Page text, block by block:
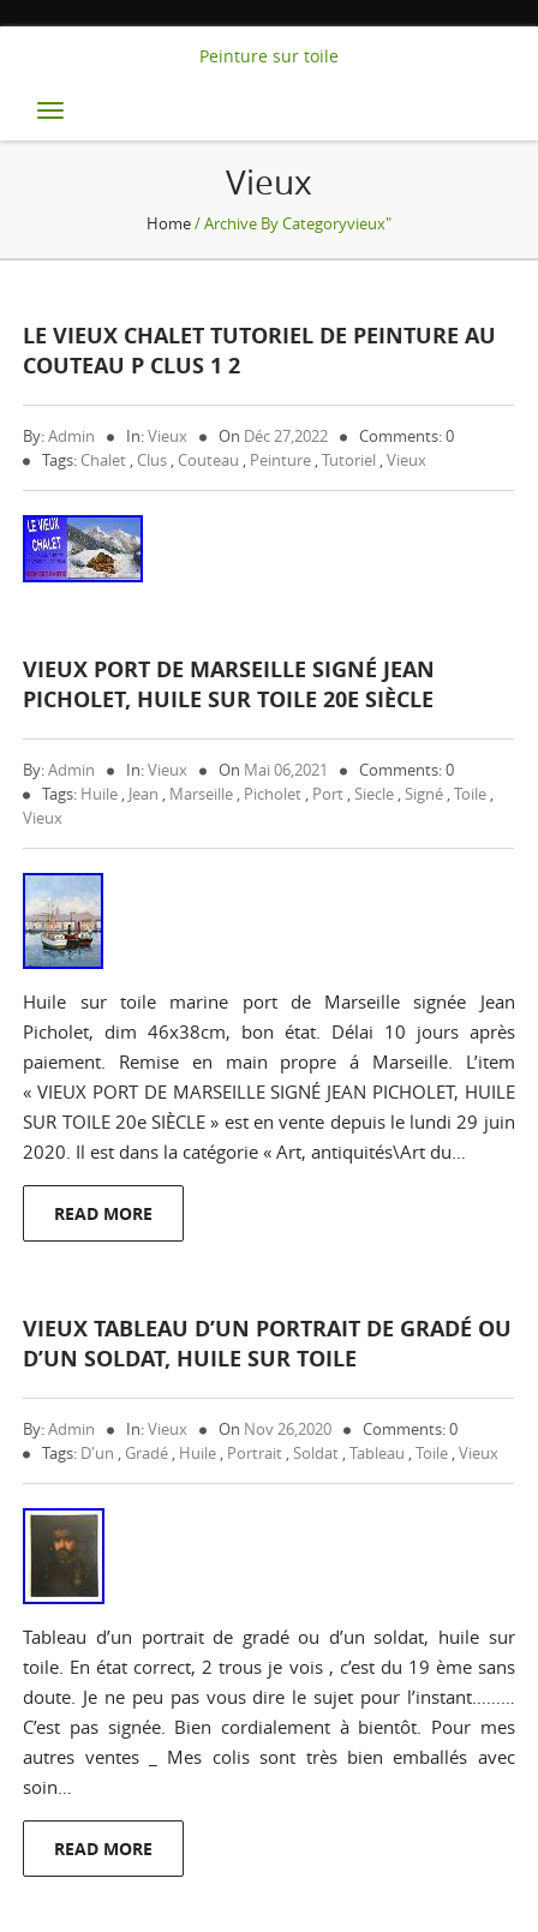
Peinture sur toile
Toggle
navigation
Vieux
Home/ Archive By Categoryvieux"
LE VIEUX CHALET TUTORIEL DE PEINTURE AU
COUTEAU P CLUS 1 2
By:Admin In:Vieux On Déc 27,2022
Comments: 0
Tags: Chalet , Clus , Couteau , Peinture ,Tutoriel ,Vieux
VIEUX PORT DE MARSEILLE SIGNÉ JEAN
PICHOLET, HUILE SUR TOILE 20E SIÈCLE
By:Admin In:Vieux On Mai 06,2021
Comments: 0
Tags: Huile , Jean , Marseille , Picholet , Port ,Siecle ,Signé ,Toile ,
Vieux
Huile sur toile marine port de Marseille signée Jean
Picholet, dim 46x38cm, bon état. Délai 10 jours après
paiement. Remise en main propre á Marseille. L’item
« VIEUX PORT DE MARSEILLE SIGNÉ JEAN PICHOLET, HUILE
SUR TOILE 20e SIÈCLE » est en vente depuis le lundi 29 juin
2020. Il est dans la catégorie « Art, antiquités\Art du…
READ MORE
VIEUX TABLEAU D’UN PORTRAIT DE GRADÉ OU
D’UN SOLDAT, HUILE SUR TOILE
By:Admin In:Vieux On Nov 26,2020
Comments: 0
Tags: D'un , Gradé , Huile , Portrait ,Soldat ,Tableau ,Toile ,Vieux
Tableau d’un portrait de gradé ou d’un soldat, huile sur
toile. En état correct, 2 trous je vois , c’est du 19 ème sans
doute. Je ne peu pas vous dire le sujet pour l’instant………
C’est pas signée. Bien cordialement à bientôt. Pour mes
autres ventes _ Mes colis sont très bien emballés avec
soin…
READ MORE